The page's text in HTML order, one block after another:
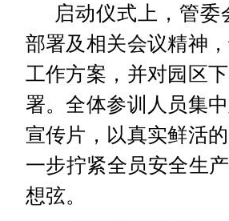
启动仪式上，管
部署及相关会议精神
工作方案，并对园区
署。全体参训人员集
宣传片，以真实鲜活
一步拧紧全员安全生
想弦。